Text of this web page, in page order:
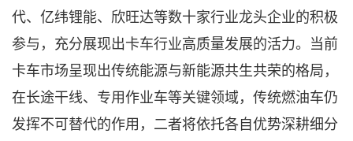
代、亿纬锂能、欣旺达等数十家行业龙头企业的积极
参与，充分展现出卡车行业高质量发展的活力。当前
卡车市场呈现出传统能源与新能源共生共荣的格局，
在长途干线、专用作业车等关键领域，传统燃油车仍
发挥不可替代的作用，二者将依托各自优势深耕细分